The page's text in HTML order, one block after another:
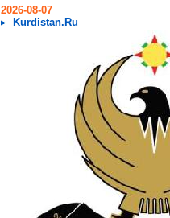
2026-08-07
Kurdistan.Ru